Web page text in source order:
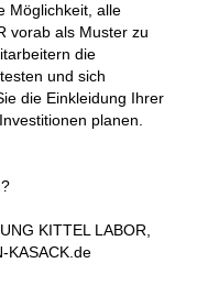
Möglichkeit, alle
vorab als Muster zu
die
und sich
die Einkleidung Ihrer
planen.
KITTEL LABOR,
KASACK.de